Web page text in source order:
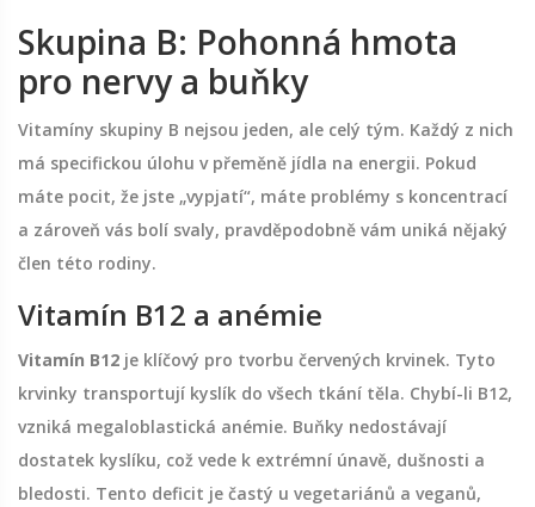
Skupina B: Pohonná hmota
pro nervy a buňky
Vitamíny skupiny B nejsou jeden, ale celý tým. Každý z nich
má specifickou úlohu v přeměně jídla na energii. Pokud
máte pocit, že jste „vypjatí“, máte problémy s koncentrací
a zároveň vás bolí svaly, pravděpodobně vám uniká nějaký
člen této rodiny.
Vitamín B12 a anémie
Vitamín B12 je klíčový pro tvorbu červených krvinek. Tyto
krvinky transportují kyslík do všech tkání těla. Chybí-li B12,
vzniká megaloblastická anémie. Buňky nedostávají
dostatek kyslíku, což vede k extrémní únavě, dušnosti a
bledosti. Tento deficit je častý u vegetariánů a veganů,